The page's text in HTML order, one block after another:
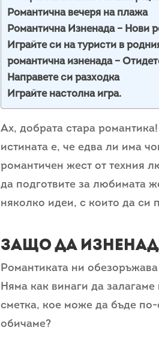
Романтична вечеря на плажа
Романтична Изненада – Нови
Играйте си на туристи в
романтична изненада –
Направете си разходка
Играйте настолна игра.
Ах, добрата стара
истината е, че едва ли има
романтичен жест от техния
да подготвите за любимата
няколко идеи, с които да си
Защо да
Романтиката ни
Няма как винаги да
сметка, кое може да бъде
обичаме?